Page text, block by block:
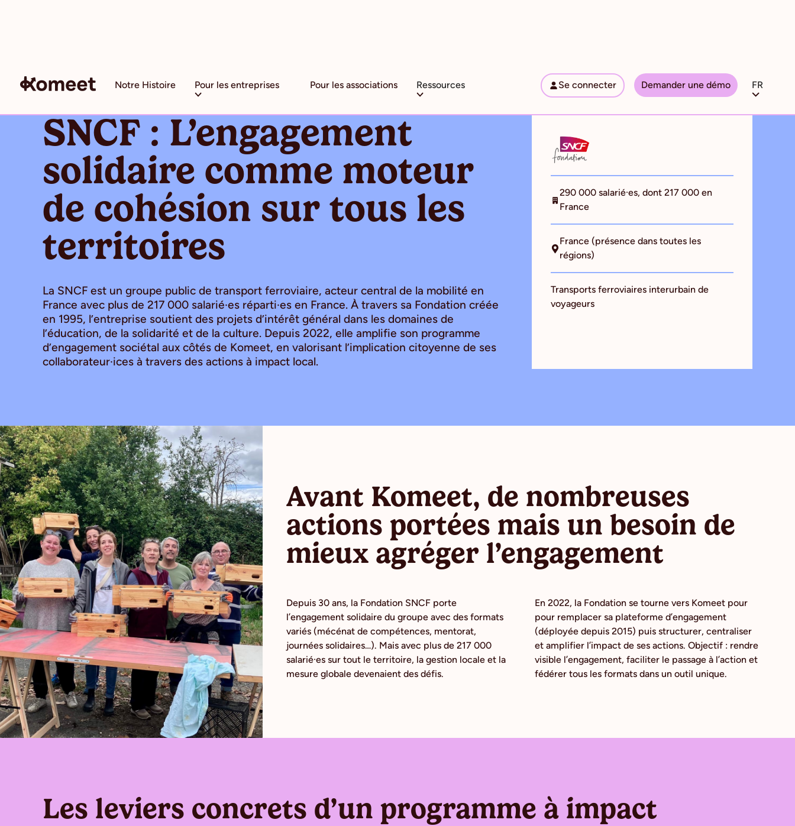
Notre Histoire Pour les entreprises Pour les associations Ressources Se connecter Demander une démo FR
SNCF : L’engagement
solidaire comme moteur
de cohésion sur tous les
territoires
La SNCF est un groupe public de transport ferroviaire, acteur central de la mobilité en
France avec plus de 217 000 salarié·es réparti·es en France. À travers sa Fondation créée
en 1995, l’entreprise soutient des projets d’intérêt général dans les domaines de
l’éducation, de la solidarité et de la culture. Depuis 2022, elle amplifie son programme
d’engagement sociétal aux côtés de Komeet, en valorisant l’implication citoyenne de ses
collaborateur·ices à travers des actions à impact local.
290 000 salarié·es, dont 217 000 en
France
France (présence dans toutes les
régions)
Transports ferroviaires interurbain de
voyageurs
Avant Komeet, de nombreuses
actions portées mais un besoin de
mieux agréger l’engagement
Depuis 30 ans, la Fondation SNCF porte
l’engagement solidaire du groupe avec des formats
variés (mécénat de compétences, mentorat,
journées solidaires…). Mais avec plus de 217 000
salarié·es sur tout le territoire, la gestion locale et la
mesure globale devenaient des défis.
En 2022, la Fondation se tourne vers Komeet pour
pour remplacer sa plateforme d’engagement
(déployée depuis 2015) puis structurer, centraliser
et amplifier l’impact de ses actions. Objectif : rendre
visible l’engagement, faciliter le passage à l’action et
fédérer tous les formats dans un outil unique.
Les leviers concrets d’un programme à impact